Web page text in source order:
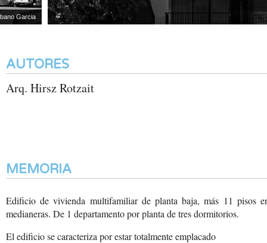
Garcia
AUTORES
Arq. Hirsz Rotzait
MEMORIA
Edificio de vivienda multifamiliar de planta baja, más 11 pisos
medianeras. De 1 departamento por planta de tres dormitorios.
El edificio se caracteriza por estar totalmente emplacado